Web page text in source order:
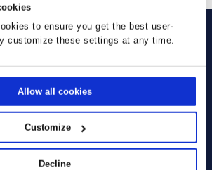
to ensure you get the best user-
customize these settings at any time.
Allow all cookies
Customize
Decline
bereits unsere